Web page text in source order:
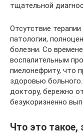
тщательной
Отсутствие
патологии,
болезни. Со
воспалительным
пиелонефриту, что
здоровью
доктору, бережно
безукоризненно
Что это такое,